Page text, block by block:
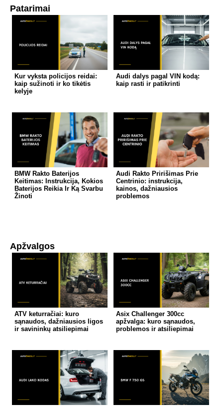
Patarimai
Kur vyksta policijos reidai:
kaip sužinoti ir ko tikėtis
kelyje
Audi dalys pagal VIN kodą:
kaip rasti ir patikrinti
BMW Rakto Baterijos
Keitimas: Instrukcija, Kokios
Baterijos Reikia Ir Ką Svarbu
Žinoti
Audi Rakto Pririšimas Prie
Centrinio: instrukcija,
kainos, dažniausios
problemos
Apžvalgos
ATV keturračiai: kuro
sąnaudos, dažniausios ligos
ir savininkų atsiliepimai
Asix Challenger 300cc
apžvalga: kuro sąnaudos,
problemos ir atsiliepimai